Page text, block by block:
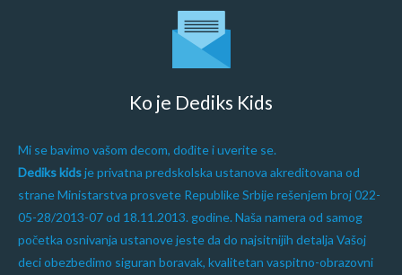
Ko je Dediks Kids
Mi se bavimo vašom decom, dođite i uverite se.
Dediks kidsje privatna predskolska ustanova akreditovana od
strane Ministarstva prosvete Republike Srbije rešenjem broj 022-
05-28/2013-07 od 18.11.2013. godine. Naša namera od samog
početka osnivanja ustanove jeste da do najsitnijih detalja Vašoj
deci obezbedimo siguran boravak, kvalitetan vaspitno-obrazovni